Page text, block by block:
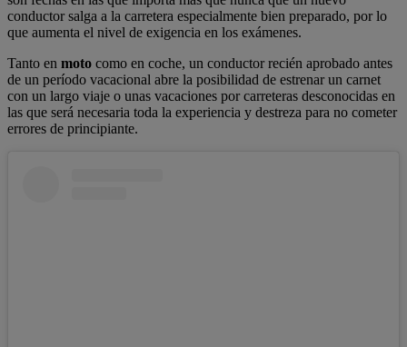
conductor salga a la carretera especialmente bien preparado, por lo
que aumenta el nivel de exigencia en los exámenes.
Tanto en moto como en coche, un conductor recién aprobado antes
de un período vacacional abre la posibilidad de estrenar un carnet
con un largo viaje o unas vacaciones por carreteras desconocidas en
las que será necesaria toda la experiencia y destreza para no cometer
errores de principiante.